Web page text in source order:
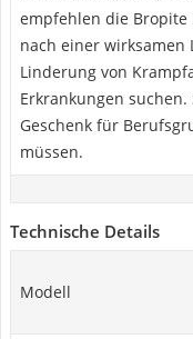
empfehlen die
nach einer wirksamen
Linderung von
Erkrankungen
Geschenk für
müssen.
Technische Details
Modell